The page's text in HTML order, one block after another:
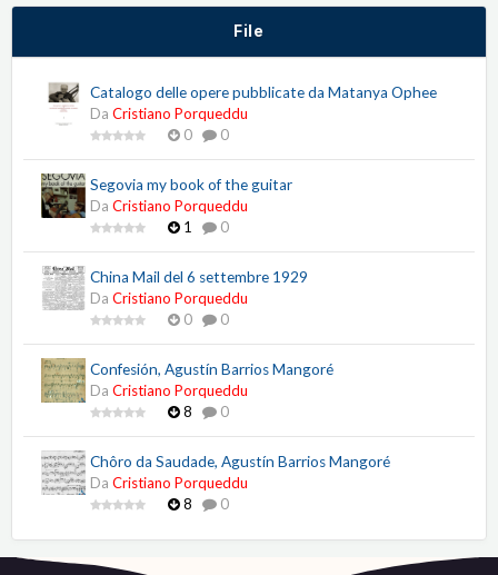
File
Catalogo delle opere pubblicate da Matanya Ophee
Da Cristiano Porqueddu
0
0
Segovia my book of the guitar
Da Cristiano Porqueddu
1
0
China Mail del 6 settembre 1929
Da Cristiano Porqueddu
0
0
Confesión, Agustín Barrios Mangoré
Da Cristiano Porqueddu
8
0
Chôro da Saudade, Agustín Barrios Mangoré
Da Cristiano Porqueddu
8
0